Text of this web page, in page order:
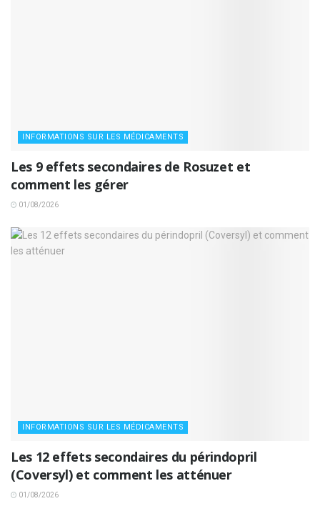
INFORMATIONS SUR LES MÉDICAMENTS
Les 9 effets secondaires de Rosuzet et
comment les gérer
01/08/2026
INFORMATIONS SUR LES MÉDICAMENTS
Les 12 effets secondaires du périndopril
(Coversyl) et comment les atténuer
01/08/2026